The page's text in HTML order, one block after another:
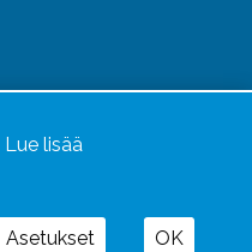
Lue lisää
Asetukset OK